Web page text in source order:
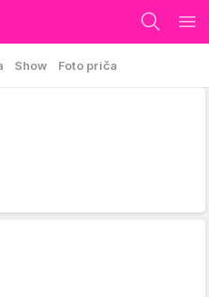
Show Foto priča